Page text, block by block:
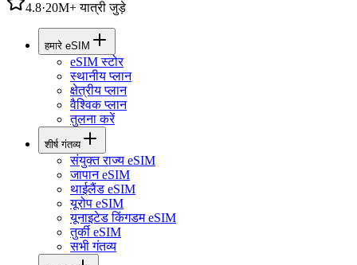
4.8·20M+ यात्री जुड़े
हमारे eSIM
eSIM स्टोर
स्थानीय प्लान
क्षेत्रीय प्लान
वैश्विक प्लान
तुलना करें
शीर्ष गंतव्य
संयुक्त राज्य eSIM
जापान eSIM
थाईलैंड eSIM
यूरोप eSIM
यूनाइटेड किंगडम eSIM
तुर्की eSIM
सभी गंतव्य